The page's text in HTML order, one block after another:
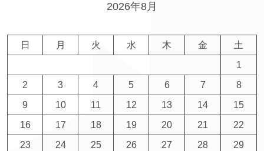
2026年8月
日 月 火 水 木 金
土
1
2
3 4 5 6 7
8
9
10 11 12 13 14
15
16
17 18 19 20 21
22
23
24 25 26 27 28
29